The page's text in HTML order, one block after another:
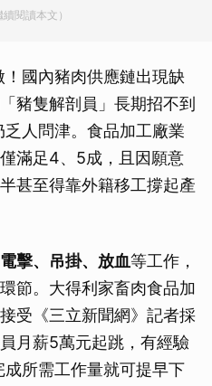
閱讀本文）
國內豬肉供應鏈出現缺
豬隻解剖員」長期招不到
人問津。食品加工廠業
滿足4、5成，且因願意
甚至得靠外籍移工撐起產
擊、吊掛、放血等工作，
節。大得利家畜肉食品加
受《三立新聞網》記者採
月薪5萬元起跳，有經驗
所需工作量就可提早下